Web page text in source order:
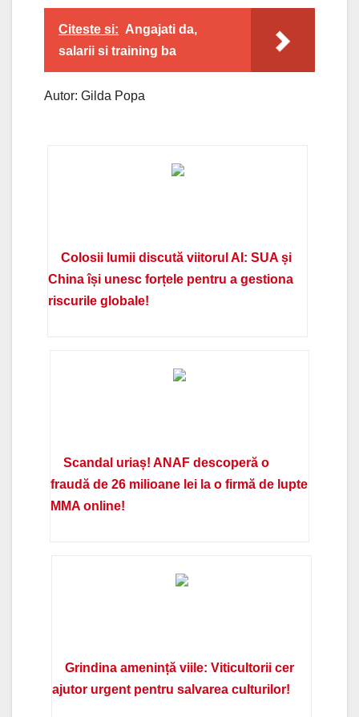
Citeste si: Angajati da,
salarii si training ba
Autor: Gilda Popa
Colosii lumii discută viitorul AI: SUA și
China își unesc forțele pentru a gestiona
riscurile globale!
Scandal uriaș! ANAF descoperă o
fraudă de 26 milioane lei la o firmă de lupte
MMA online!
Grindina amenință viile: Viticultorii cer
ajutor urgent pentru salvarea culturilor!